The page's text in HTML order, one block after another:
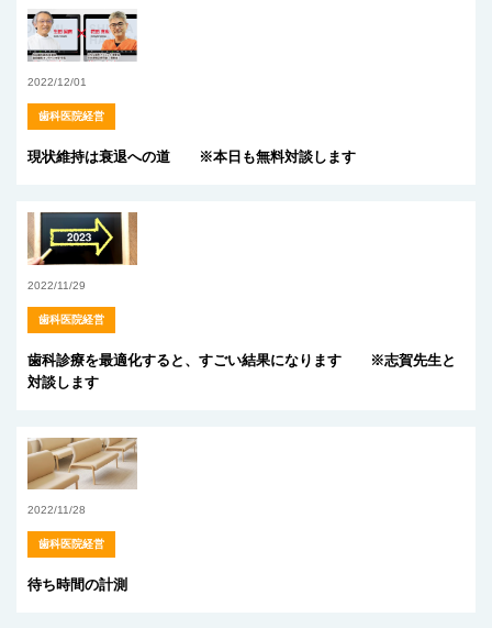
2022/12/01
歯科医院経営
現状維持は衰退への道 ※本日も無料対談します
2022/11/29
歯科医院経営
歯科診療を最適化すると、すごい結果になります ※志賀先生と
対談します
2022/11/28
歯科医院経営
待ち時間の計測